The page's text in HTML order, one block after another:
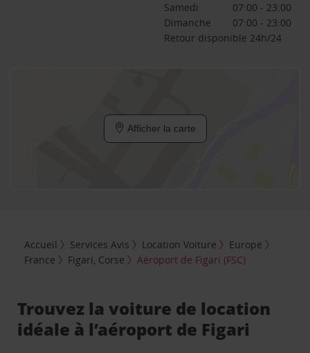
Samedi
07:00 - 23:00
Dimanche
07:00 - 23:00
Retour disponible 24h/24
Afficher la carte
Accueil Services Avis Location Voiture
Europe
France
Figari, Corse Aéroport de Figari (FSC)
Trouvez la voiture de location
idéale à l’aéroport de Figari